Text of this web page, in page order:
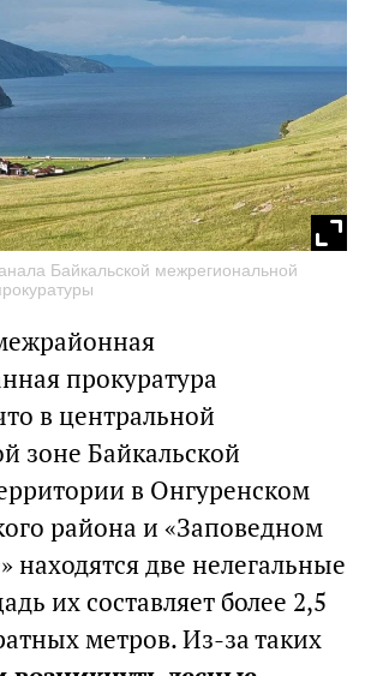
Байкальской межрегиональной
прокуратура
в центральной
зоне Байкальской
в Онгуренском
района и «Заповедном
находятся две нелегальные
их составляет более 2,5
метров. Из-за таких